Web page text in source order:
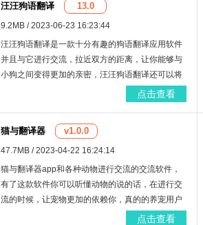
汪汪狗语翻译 13.0
9.2MB / 2023-06-23 16:23:44
汪汪狗语翻译是一款十分有趣的狗语翻译应用软件
并且与它进行交流，拉近双方的距离，让你能够与
小狗之间变得更加的亲密，汪汪狗语翻译还可以将
狗狗的语言智能转化成为人类能够听懂的语言，还
点击查看
猫与翻译器 v1.0.0
47.7MB / 2023-04-22 16:24:14
猫与翻译器app和各种动物进行交流的交流软件，
有了这款软件你可以听懂动物的说的话，在进行交
流的时候，让宠物更加的依赖你，真的的养宠用户
们必备的一大利器，超多动物的声音都能实时的翻
点击查看